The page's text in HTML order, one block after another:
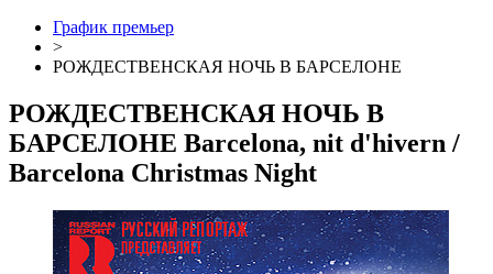
График премьер
>
РОЖДЕСТВЕНСКАЯ НОЧЬ В БАРСЕЛОНЕ
РОЖДЕСТВЕНСКАЯ НОЧЬ В
БАРСЕЛОНЕ Barcelona, nit d'hivern /
Barcelona Christmas Night